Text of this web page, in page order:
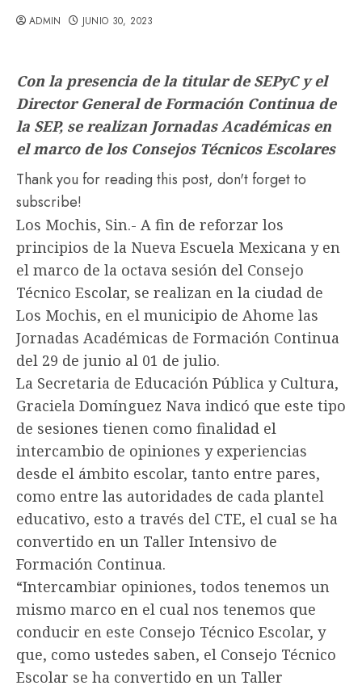
ADMIN JUNIO 30, 2023
Con la presencia de la titular de SEPyC y el
Director General de Formación Continua de
la SEP, se realizan Jornadas Académicas en
el marco de los Consejos Técnicos Escolares
Thank you for reading this post, don't forget to
subscribe!
Los Mochis, Sin.- A fin de reforzar los
principios de la Nueva Escuela Mexicana y en
el marco de la octava sesión del Consejo
Técnico Escolar, se realizan en la ciudad de
Los Mochis, en el municipio de Ahome las
Jornadas Académicas de Formación Continua
del 29 de junio al 01 de julio.
La Secretaria de Educación Pública y Cultura,
Graciela Domínguez Nava indicó que este tipo
de sesiones tienen como finalidad el
intercambio de opiniones y experiencias
desde el ámbito escolar, tanto entre pares,
como entre las autoridades de cada plantel
educativo, esto a través del CTE, el cual se ha
convertido en un Taller Intensivo de
Formación Continua.
“Intercambiar opiniones, todos tenemos un
mismo marco en el cual nos tenemos que
conducir en este Consejo Técnico Escolar, y
que, como ustedes saben, el Consejo Técnico
Escolar se ha convertido en un Taller